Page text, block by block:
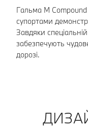
Гальма M
супортами
Завдяки
забезпечують
дорозі.